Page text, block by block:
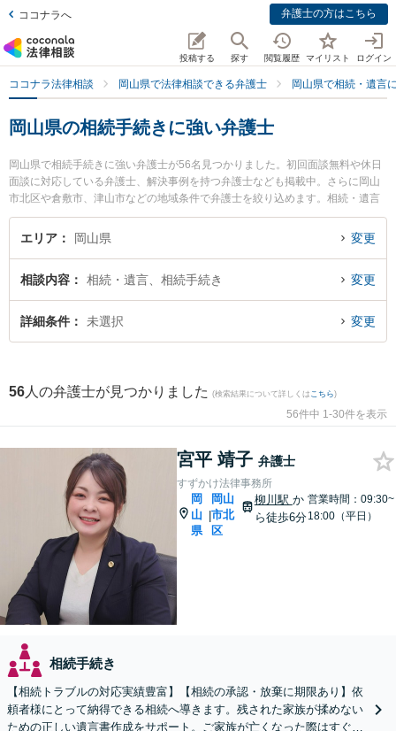
ココナラへ 弁護士の方はこちら
投稿する 探す 閲覧履歴 マイリスト ログイン
ココナラ法律相談 岡山県で法律相談できる弁護士 岡山県で相続・遺言
岡山県の相続手続きに強い弁護士
岡山県で相続手続きに強い弁護士が56名見つかりました。初回面談無料や休日
面談に対応している弁護士、解決事例を持つ弁護士なども掲載中。さらに岡山
市北区や倉敷市、津山市などの地域条件で弁護士を絞り込めます。相続・遺言
に関係する家族間の相続トラブルや認知症の相続、遺産分割等の細かな分野で
の絞り込み検索もでき便利です。特にすずかけ法律事務所の宮平 靖子弁護士や
日や夜間に発生した相続手続きのトラブルを今すぐに弁護士に相談したい』
『相続手続きのトラブル解決の実績豊富な近くの弁護士を検索したい』『初回
相談無料で相続手続きを法律相談できる岡山県内の弁護士に相談予約したい』
エリア 岡山県 変更
相談内容 相続・遺言、相続手続き 変更
詳細条件 未選択 変更
56 人の弁護士が見つかりました (検索結果について詳しくは こちら)
56件中 1-30件を表示
宮平 靖子 弁護士
すずかけ法律事務所
岡
山
県
|
岡山
市北
区
柳川駅 か
ら徒歩6分
営業時間：09:30~
18:00（平日）
相続手続き
【相続トラブルの対応実績豊富】【相続の承認・放棄に期限あり】依
頼者様にとって納得できる相続へ導きます。残された家族が揉めない
ための正しい遺言書作成をサポート。ご家族が亡くなった際はすぐに